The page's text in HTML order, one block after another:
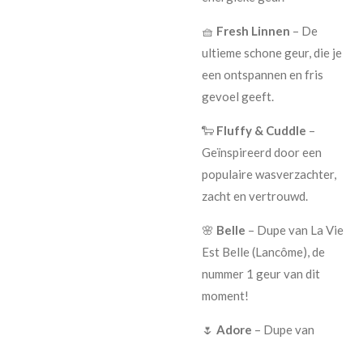
🧺 Fresh Linnen – De
ultieme schone geur, die je
een ontspannen en fris
gevoel geeft.
🐑 Fluffy & Cuddle –
Geïnspireerd door een
populaire wasverzachter,
zacht en vertrouwd.
🌸 Belle – Dupe van La Vie
Est Belle (Lancôme), de
nummer 1 geur van dit
moment!
🌷 Adore – Dupe van